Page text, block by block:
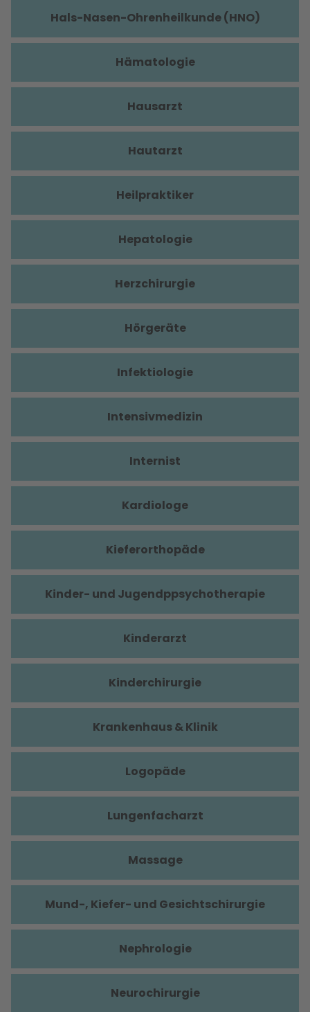
Hals-Nasen-Ohrenheilkunde (HNO)
Hämatologie
Hausarzt
Hautarzt
Heilpraktiker
Hepatologie
Herzchirurgie
Hörgeräte
Infektiologie
Intensivmedizin
Internist
Kardiologe
Kieferorthopäde
Kinder- und Jugendppsychotherapie
Kinderarzt
Kinderchirurgie
Krankenhaus & Klinik
Logopäde
Lungenfacharzt
Massage
Mund-, Kiefer- und Gesichtschirurgie
Nephrologie
Neurochirurgie